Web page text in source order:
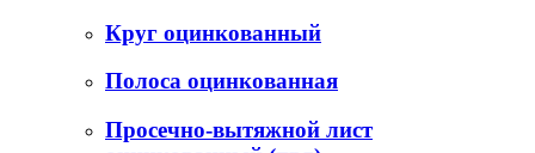
Круг оцинкованный
Полоса оцинкованная
Просечно-вытяжной лист